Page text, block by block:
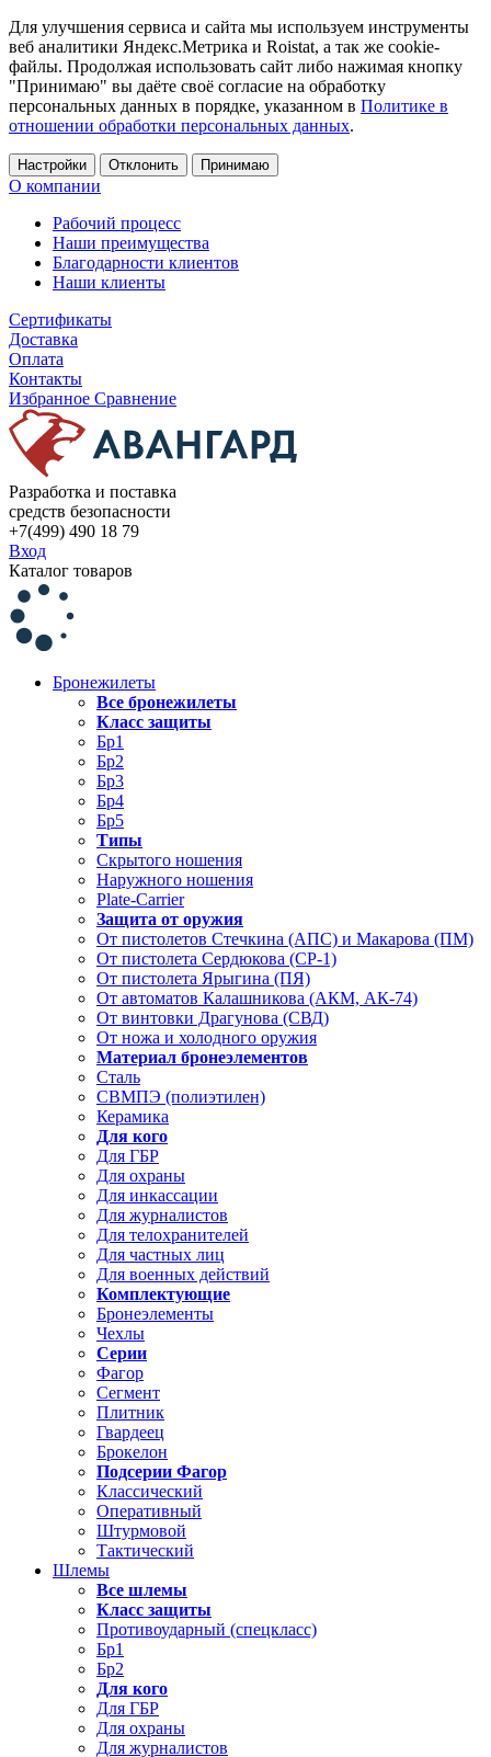
Для улучшения сервиса и сайта мы используем инструменты
веб аналитики Яндекс.Метрика и Roistat, а так же cookie-
файлы. Продолжая использовать сайт либо нажимая кнопку
"Принимаю" вы даёте своё согласие на обработку
персональных данных в порядке, указанном в Политике в
отношении обработки персональных данных.
Настройки Отклонить Принимаю
О компании
Рабочий процесс
Наши преимущества
Благодарности клиентов
Наши клиенты
Сертификаты
Доставка
Оплата
Контакты
Избранное Сравнение
Разработка и поставка
средств безопасности
+7(499) 490 18 79
Вход
Каталог товаров
Бронежилеты
Все бронежилеты
Класс защиты
Бр1
Бр2
Бр3
Бр4
Бр5
Типы
Скрытого ношения
Наружного ношения
Plate-Carrier
Защита от оружия
От пистолетов Стечкина (АПС) и Макарова (ПМ)
От пистолета Сердюкова (СР-1)
От пистолета Ярыгина (ПЯ)
От автоматов Калашникова (АКМ, АК-74)
От винтовки Драгунова (СВД)
От ножа и холодного оружия
Материал бронеэлементов
Сталь
СВМПЭ (полиэтилен)
Керамика
Для кого
Для ГБР
Для охраны
Для инкассации
Для журналистов
Для телохранителей
Для частных лиц
Для военных действий
Комплектующие
Бронеэлементы
Чехлы
Серии
Фагор
Сегмент
Плитник
Гвардеец
Брокелон
Подсерии Фагор
Классический
Оперативный
Штурмовой
Тактический
Шлемы
Все шлемы
Класс защиты
Противоударный (спецкласс)
Бр1
Бр2
Для кого
Для ГБР
Для охраны
Для журналистов